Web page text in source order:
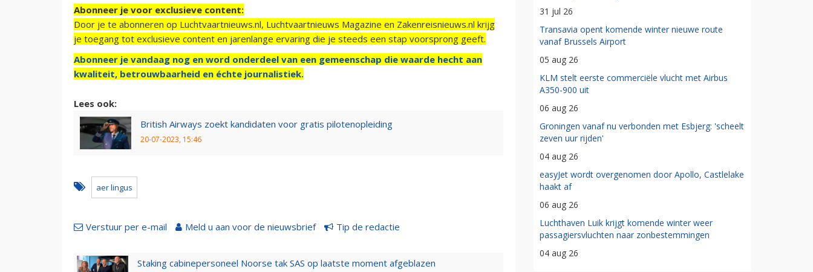
Abonneer je voor exclusieve content:
Door je te abonneren op Luchtvaartnieuws.nl, Luchtvaartnieuws Magazine en Zakenreisnieuws.nl krijg
je toegang tot exclusieve content en jarenlange ervaring die je steeds een stap voorsprong geeft.
Abonneer je vandaag nog en word onderdeel van een gemeenschap die waarde hecht aan
kwaliteit, betrouwbaarheid en échte journalistiek.
Lees ook:
British Airways zoekt kandidaten voor gratis pilotenopleiding
20-07-2023, 15:46
aer lingus
Verstuur per e-mail Meld u aan voor de nieuwsbrief Tip de redactie
Staking cabinepersoneel Noorse tak SAS op laatste moment afgeblazen
31 jul 26
Transavia opent komende winter nieuwe route
vanaf Brussels Airport
05 aug 26
KLM stelt eerste commerciële vlucht met Airbus
A350-900 uit
06 aug 26
Groningen vanaf nu verbonden met Esbjerg: 'scheelt
zeven uur rijden'
04 aug 26
easyJet wordt overgenomen door Apollo, Castlelake
haakt af
06 aug 26
Luchthaven Luik krijgt komende winter weer
passagiersvluchten naar zonbestemmingen
04 aug 26